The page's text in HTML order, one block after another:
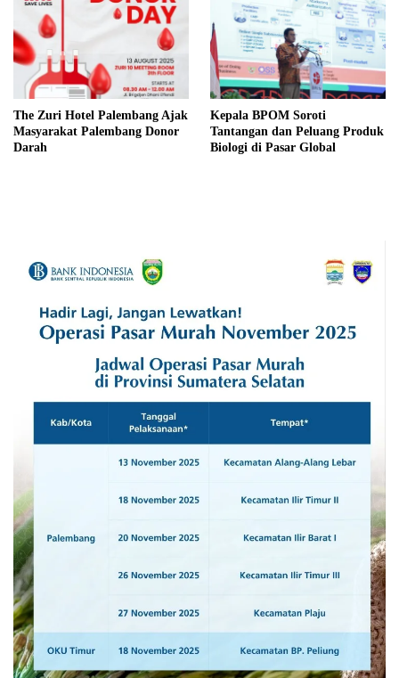
The Zuri Hotel Palembang Ajak
Masyarakat Palembang Donor
Darah
Kepala BPOM Soroti
Tantangan dan Peluang Produk
Biologi di Pasar Global